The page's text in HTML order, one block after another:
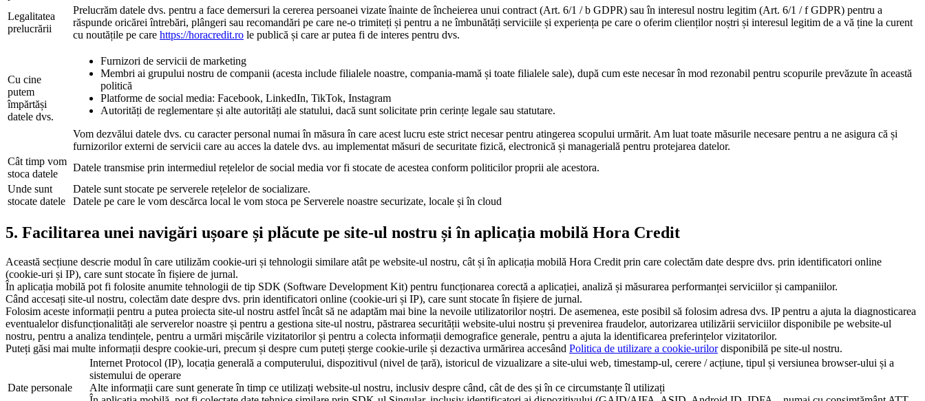
Legalitatea
prelucrării
Prelucrăm datele dvs. pentru a face demersuri la cererea persoanei vizate înainte de încheierea unui contract (Art. 6/1 / b GDPR) sau în interesul nostru legitim (Art. 6/1 / f GDPR) pentru a
răspunde oricărei întrebări, plângeri sau recomandări pe care ne-o trimiteți și pentru a ne îmbunătăți serviciile și experiența pe care o oferim clienților noștri și interesul legitim de a vă ține la curent
cu noutățile pe care https://horacredit.ro le publică și care ar putea fi de interes pentru dvs.
Cu cine
putem
împărtăși
datele dvs.
Furnizori de servicii de marketing
Membri ai grupului nostru de companii (acesta include filialele noastre, compania-mamă și toate filialele sale), după cum este necesar în mod rezonabil pentru scopurile prevăzute în această
politică
Platforme de social media: Facebook, LinkedIn, TikTok, Instagram
Autorități de reglementare și alte autorități ale statului, dacă sunt solicitate prin cerințe legale sau statutare.
Vom dezvălui datele dvs. cu caracter personal numai în măsura în care acest lucru este strict necesar pentru atingerea scopului urmărit. Am luat toate măsurile necesare pentru a ne asigura că și
furnizorilor externi de servicii care au acces la datele dvs. au implementat măsuri de securitate fizică, electronică și managerială pentru protejarea datelor.
Cât timp vom
stoca datele
Datele transmise prin intermediul rețelelor de social media vor fi stocate de acestea conform politicilor proprii ale acestora.
Unde sunt
stocate datele
Datele sunt stocate pe serverele rețelelor de socializare.
Datele pe care le vom descărca local le vom stoca pe Serverele noastre securizate, locale și în cloud
5. Facilitarea unei navigări ușoare și plăcute pe site-ul nostru și în aplicația mobilă Hora Credit
Această secțiune descrie modul în care utilizăm cookie-uri și tehnologii similare atât pe website-ul nostru, cât și în aplicația mobilă Hora Credit prin care colectăm date despre dvs. prin identificatori online
(cookie-uri și IP), care sunt stocate în fișiere de jurnal.
În aplicația mobilă pot fi folosite anumite tehnologii de tip SDK (Software Development Kit) pentru funcționarea corectă a aplicației, analiză și măsurarea performanței serviciilor și campaniilor.
Când accesați site-ul nostru, colectăm date despre dvs. prin identificatori online (cookie-uri și IP), care sunt stocate în fișiere de jurnal.
Folosim aceste informații pentru a putea proiecta site-ul nostru astfel încât să ne adaptăm mai bine la nevoile utilizatorilor noștri. De asemenea, este posibil să folosim adresa dvs. IP pentru a ajuta la diagnosticarea
eventualelor disfuncționalități ale serverelor noastre și pentru a gestiona site-ul nostru, păstrarea securității website-ului nostru și prevenirea fraudelor, autorizarea utilizării serviciilor disponibile pe website-ul
nostru, pentru a analiza tendințele, pentru a urmări mișcările vizitatorilor și pentru a colecta informații demografice generale, pentru a ajuta la identificarea preferințelor vizitatorilor.
Puteți găsi mai multe informații despre cookie-uri, precum și despre cum puteți șterge cookie-urile și dezactiva urmărirea accesând Politica de utilizare a cookie-urilordisponibilă pe site-ul nostru.
Date personale
Internet Protocol (IP), locația generală a computerului, dispozitivul (nivel de țară), istoricul de vizualizare a site-ului web, timestamp-ul, cerere / acțiune, tipul și versiunea browser-ului și a
sistemului de operare
Alte informații care sunt generate în timp ce utilizați website-ul nostru, inclusiv despre când, cât de des și în ce circumstanțe îl utilizați